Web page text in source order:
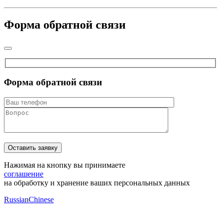
Форма обратной связи
Форма обратной связи
Нажимая на кнопку вы принимаете
соглашение
на обработку и хранение ваших персональных данных
RussianChinese